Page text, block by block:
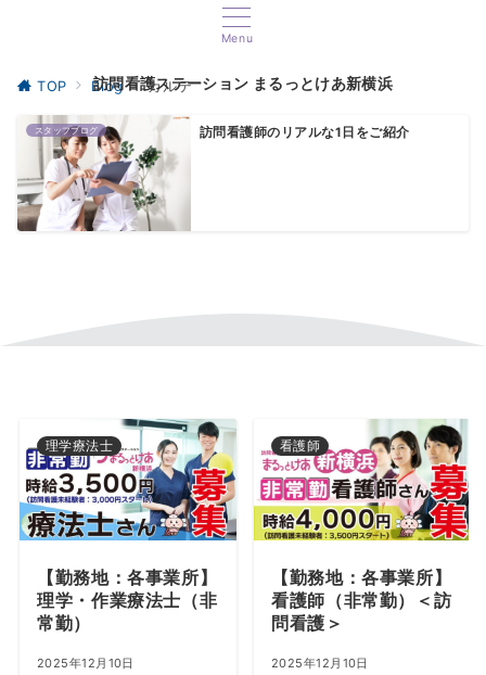
Menu
訪問看護ステーション まるっとけあ新横浜
TOP Blog カルテ
スタッフブログ 訪問看護師のリアルな1日をご紹介
理学療法士
【勤務地：各事業所】
理学・作業療法士（非
常勤）
2025年12月10日
看護師
【勤務地：各事業所】
看護師（非常勤）＜訪
問看護＞
2025年12月10日